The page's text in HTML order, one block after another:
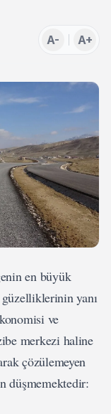
A- A+
en büyük
yanı
ve
merkezi haline
çözülemeyen
düşmemektedir: